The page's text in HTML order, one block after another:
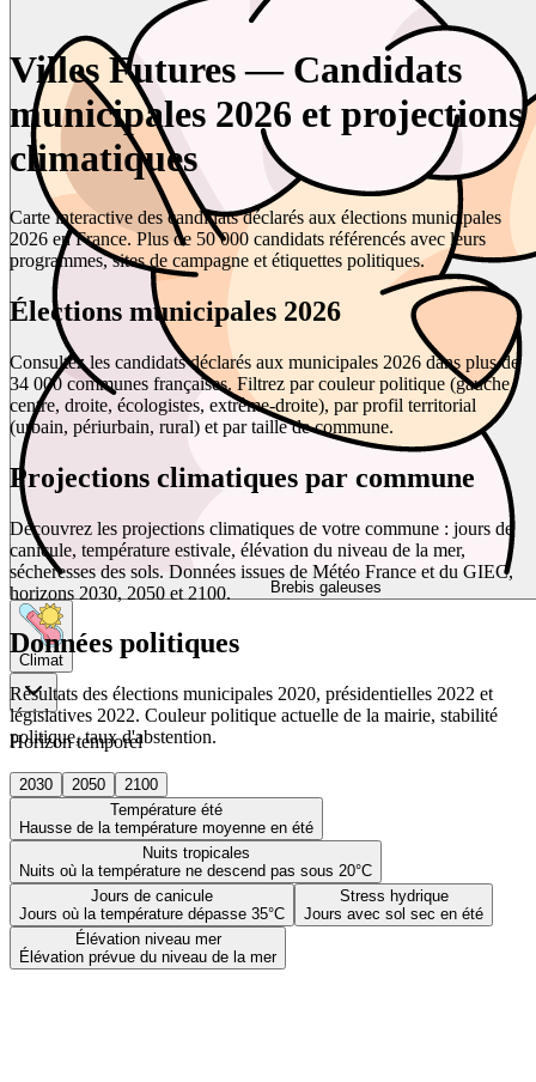
Brebis galeuses
Climat
Horizon temporel
2030 2050
2100
Température été
Hausse de la température moyenne en été
Nuits tropicales
Nuits où la température ne descend pas sous 20°C
Jours de canicule
Jours où la température dépasse 35°C
Stress hydrique
Jours avec sol sec en été
Élévation niveau mer
Élévation prévue du niveau de la mer
Villes Futures — Candidats
municipales 2026 et projections
climatiques
Carte interactive des candidats déclarés aux élections municipales
2026 en France. Plus de 50 000 candidats référencés avec leurs
programmes, sites de campagne et étiquettes politiques.
Élections municipales 2026
Consultez les candidats déclarés aux municipales 2026 dans plus de
34 000 communes françaises. Filtrez par couleur politique (gauche,
centre, droite, écologistes, extrême-droite), par profil territorial
(urbain, périurbain, rural) et par taille de commune.
Projections climatiques par commune
Découvrez les projections climatiques de votre commune : jours de
canicule, température estivale, élévation du niveau de la mer,
sécheresses des sols. Données issues de Météo France et du GIEC,
horizons 2030, 2050 et 2100.
Données politiques
Résultats des élections municipales 2020, présidentielles 2022 et
législatives 2022. Couleur politique actuelle de la mairie, stabilité
politique, taux d'abstention.